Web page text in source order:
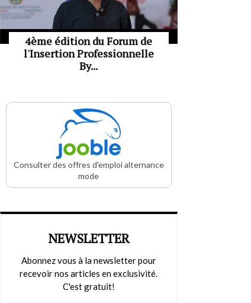
4ème édition du Forum de
l'Insertion Professionnelle
By...
Consulter des offres d'emploi alternance
mode
NEWSLETTER
Abonnez vous à la newsletter pour
recevoir nos articles en exclusivité.
C'est gratuit!